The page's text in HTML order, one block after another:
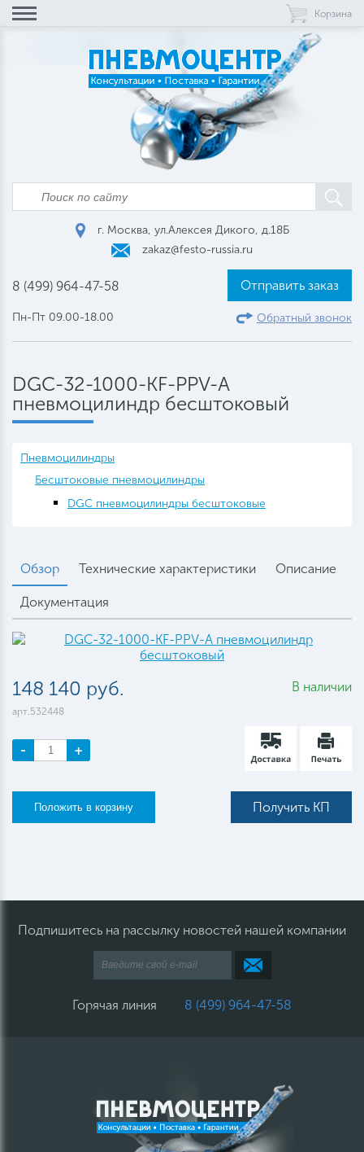
Корзина
г. Москва, ул.Алексея Дикого, д.18Б
zakaz@festo-russia.ru
8 (499) 964-47-58
Пн-Пт 09.00-18.00
Отправить заказ
Обратный звонок
DGC-32-1000-KF-PPV-A
пневмоцилиндр бесштоковый
Пневмоцилиндры
Бесштоковые пневмоцилиндры
DGC пневмоцилиндры бесштоковые
Обзор Технические характеристики Описание
Документация
148 140 руб.
арт.532448
В наличии
- +
Получить КП
Подпишитесь на рассылку новостей нашей компании
Горячая линия 8 (499) 964-47-58